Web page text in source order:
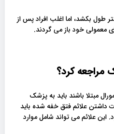
هفته یا بیشتر طول بکشد، اما اغلب افراد پس از
مراجعه کرد؟
مبتلا باشند باید به پزشک
داشتن علائم فتق خفه شده باید
این علائم می تواند شامل موارد